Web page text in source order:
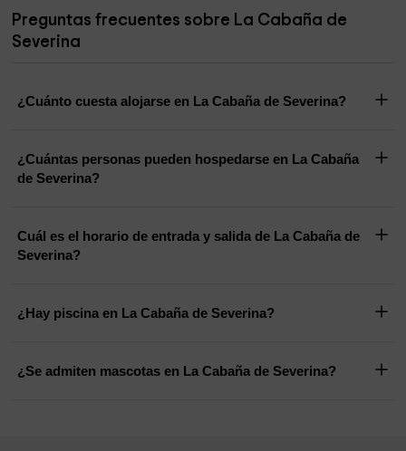
Preguntas frecuentes sobre La Cabaña de
Severina
¿Cuánto cuesta alojarse en La Cabaña de Severina?
¿Cuántas personas pueden hospedarse en La Cabaña
de Severina?
Cuál es el horario de entrada y salida de La Cabaña de
Severina?
¿Hay piscina en La Cabaña de Severina?
¿Se admiten mascotas en La Cabaña de Severina?